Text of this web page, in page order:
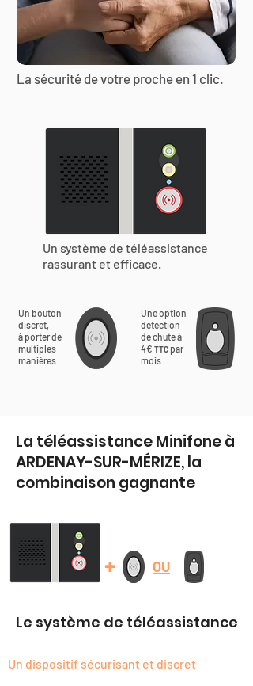
La sécurité de votre proche en 1 clic.
Un système de téléassistance
rassurant et efficace.
Un bouton
discret,
à porter de
multiples
manières
Une option
détection
de chute à
4€ TTC par
mois
La téléassistance Minifone à
ARDENAY-SUR-MÉRIZE, la
combinaison gagnante
+ OU
Le système de téléassistance
Un dispositif sécurisant et discret